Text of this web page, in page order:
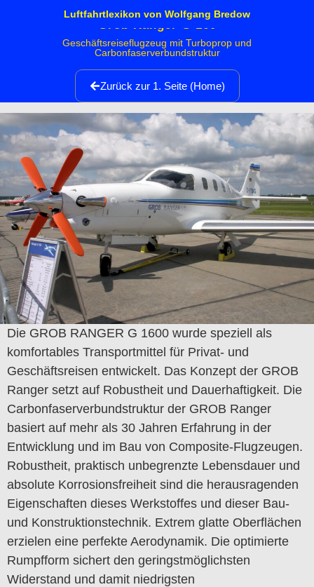
Luftfahrtlexikon von Wolfgang Bredow
Grob Ranger G 160
Geschäftsreiseflugzeug mit Turboprop und
Carbonfaserverbundstruktur
Zurück zur 1. Seite (Home)
Die GROB RANGER G 1600 wurde speziell als
komfortables Transportmittel für Privat- und
Geschäftsreisen entwickelt. Das Konzept der GROB
Ranger setzt auf Robustheit und Dauerhaftigkeit. Die
Carbonfaserverbundstruktur der GROB Ranger
basiert auf mehr als 30 Jahren Erfahrung in der
Entwicklung und im Bau von Composite-Flugzeugen.
Robustheit, praktisch unbegrenzte Lebensdauer und
absolute Korrosionsfreiheit sind die herausragenden
Eigenschaften dieses Werkstoffes und dieser Bau-
und Konstruktionstechnik. Extrem glatte Oberflächen
erzielen eine perfekte Aerodynamik. Die optimierte
Rumpfform sichert den geringstmöglichsten
Widerstand und damit niedrigsten